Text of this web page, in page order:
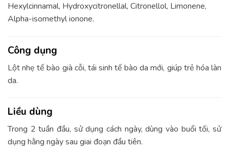
Hexylcinnamal, Hydroxycitronellal, Citronellol, Limonene,
Alpha-isomethyl ionone.
Công dụng
Lột nhẹ tế bào già cỗi, tái sinh tế bào da mới, giúp trẻ hóa làn
da.
Liều dùng
Trong 2 tuần đầu, sử dụng cách ngày, dùng vào buổi tối, sử
dụng hằng ngày sau giai đoạn đầu tiên.